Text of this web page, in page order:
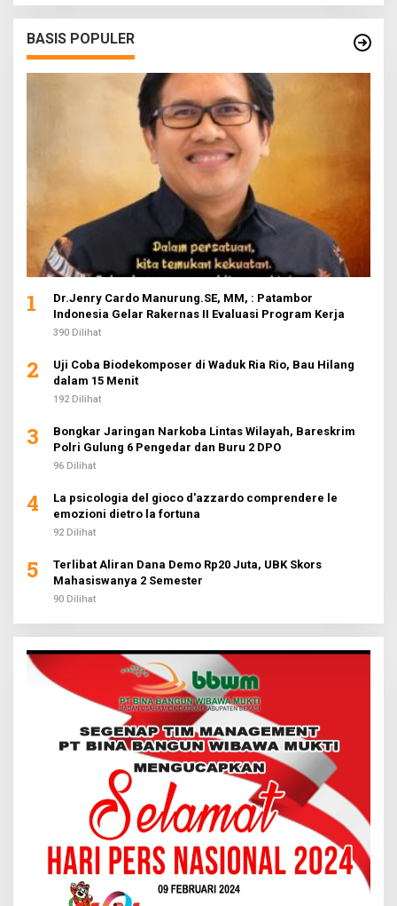
BASIS POPULER
1
Dr.Jenry Cardo Manurung.SE, MM, : Patambor
Indonesia Gelar Rakernas II Evaluasi Program Kerja
390 Dilihat
2
Uji Coba Biodekomposer di Waduk Ria Rio, Bau Hilang
dalam 15 Menit
192 Dilihat
3
Bongkar Jaringan Narkoba Lintas Wilayah, Bareskrim
Polri Gulung 6 Pengedar dan Buru 2 DPO
96 Dilihat
4
La psicologia del gioco d'azzardo comprendere le
emozioni dietro la fortuna
92 Dilihat
5
Terlibat Aliran Dana Demo Rp20 Juta, UBK Skors
Mahasiswanya 2 Semester
90 Dilihat